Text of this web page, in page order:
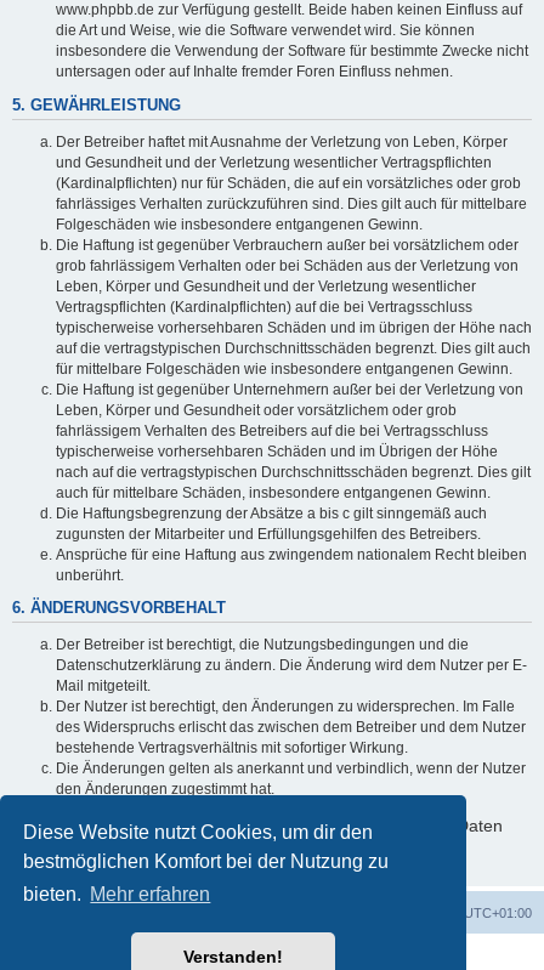
Diese Website nutzt Cookies, um dir den
bestmöglichen Komfort bei der Nutzung zu
bieten. Mehr erfahren
Verstanden!
www.phpbb.de zur Verfügung gestellt. Beide haben keinen Einfluss auf
die Art und Weise, wie die Software verwendet wird. Sie können
insbesondere die Verwendung der Software für bestimmte Zwecke nicht
untersagen oder auf Inhalte fremder Foren Einfluss nehmen.
5. GEWÄHRLEISTUNG
Der Betreiber haftet mit Ausnahme der Verletzung von Leben, Körper
und Gesundheit und der Verletzung wesentlicher Vertragspflichten
(Kardinalpflichten) nur für Schäden, die auf ein vorsätzliches oder grob
fahrlässiges Verhalten zurückzuführen sind. Dies gilt auch für mittelbare
Folgeschäden wie insbesondere entgangenen Gewinn.
Die Haftung ist gegenüber Verbrauchern außer bei vorsätzlichem oder
grob fahrlässigem Verhalten oder bei Schäden aus der Verletzung von
Leben, Körper und Gesundheit und der Verletzung wesentlicher
Vertragspflichten (Kardinalpflichten) auf die bei Vertragsschluss
typischerweise vorhersehbaren Schäden und im übrigen der Höhe nach
auf die vertragstypischen Durchschnittsschäden begrenzt. Dies gilt auch
für mittelbare Folgeschäden wie insbesondere entgangenen Gewinn.
Die Haftung ist gegenüber Unternehmern außer bei der Verletzung von
Leben, Körper und Gesundheit oder vorsätzlichem oder grob
fahrlässigem Verhalten des Betreibers auf die bei Vertragsschluss
typischerweise vorhersehbaren Schäden und im Übrigen der Höhe
nach auf die vertragstypischen Durchschnittsschäden begrenzt. Dies gilt
auch für mittelbare Schäden, insbesondere entgangenen Gewinn.
Die Haftungsbegrenzung der Absätze a bis c gilt sinngemäß auch
zugunsten der Mitarbeiter und Erfüllungsgehilfen des Betreibers.
Ansprüche für eine Haftung aus zwingendem nationalem Recht bleiben
unberührt.
6. ÄNDERUNGSVORBEHALT
Der Betreiber ist berechtigt, die Nutzungsbedingungen und die
Datenschutzerklärung zu ändern. Die Änderung wird dem Nutzer per E-
Mail mitgeteilt.
Der Nutzer ist berechtigt, den Änderungen zu widersprechen. Im Falle
des Widerspruchs erlischt das zwischen dem Betreiber und dem Nutzer
bestehende Vertragsverhältnis mit sofortiger Wirkung.
Die Änderungen gelten als anerkannt und verbindlich, wenn der Nutzer
den Änderungen zugestimmt hat.
Informationen über den Umgang mit deinen persönlichen Daten
sind in der Datenschutzerklärung enthalten.
UTC+01:00
Powered byphpBB® Forum Software © phpBB Limited